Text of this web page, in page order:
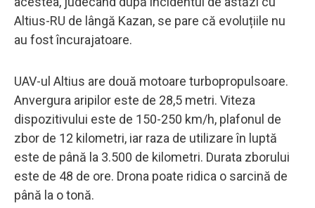
Altius-RU de lângă Kazan, se pare că evoluțiile nu
au fost încurajatoare.
UAV-ul Altius are două motoare turbopropulsoare.
Anvergura aripilor este de 28,5 metri. Viteza
dispozitivului este de 150-250 km/h, plafonul de
zbor de 12 kilometri, iar raza de utilizare în luptă
este de până la 3.500 de kilometri. Durata zborului
este de 48 de ore. Drona poate ridica o sarcină de
până la o tonă.